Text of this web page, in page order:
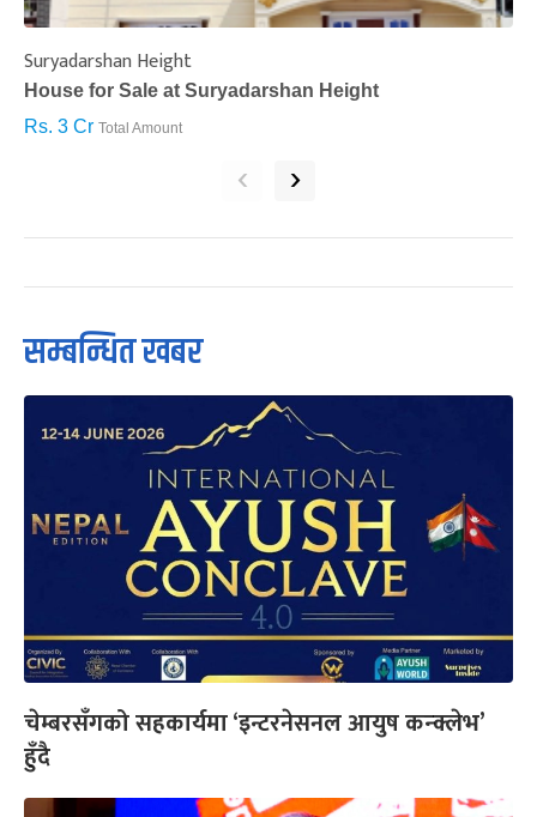
Suryadarshan Height
House for Sale at Suryadarshan Height
Rs. 3 Cr Total Amount
‹ ›
सम्बन्धित खबर
चेम्बरसँगको सहकार्यमा ‘इन्टरनेसनल आयुष कन्क्लेभ’
हुँदै